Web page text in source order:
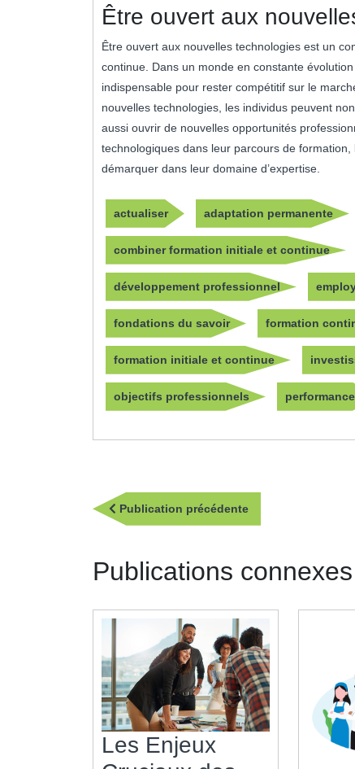
Être ouvert aux
Être ouvert aux nouvelles technologies est un
continue. Dans un monde en constante
indispensable pour rester compétitif sur le
nouvelles technologies, les individus peuvent
aussi ouvrir de nouvelles opportunités
technologiques dans leur parcours de
démarquer dans leur domaine d’expertise.
actualiser adaptation permanente
combiner formation initiale et continue
développement professionnel
fondations du savoir formation
formation initiale et continue
objectifs professionnels
Navigation
de
l’article
Publication précédentePublication
précédente
Publications connexes
Les Enjeux